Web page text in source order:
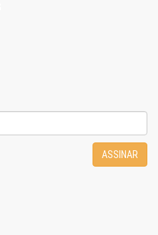
ASSINAR